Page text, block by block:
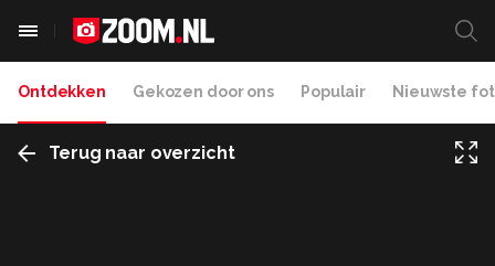
Ontdekken Gekozen door ons Populair Nieuwste
Terug naar overzicht